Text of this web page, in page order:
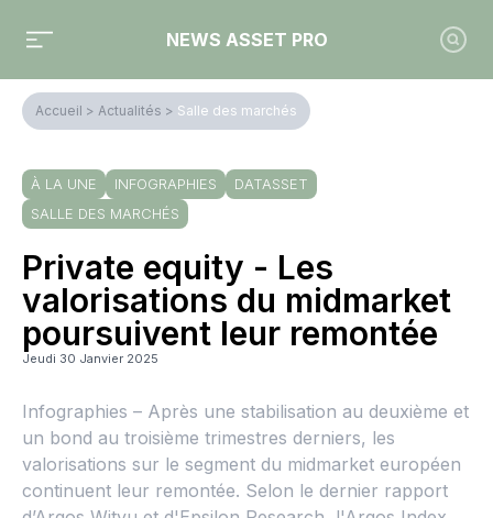
NEWS ASSET PRO
Accueil > Actualités > Salle des marchés
À LA UNE INFOGRAPHIES
DATASSET
SALLE DES MARCHÉS
Private equity - Les
valorisations du midmarket
poursuivent leur remontée
Jeudi 30 Janvier 2025
Infographies – Après une stabilisation au deuxième et
un bond au troisième trimestres derniers, les
valorisations sur le segment du midmarket européen
continuent leur remontée. Selon le dernier rapport